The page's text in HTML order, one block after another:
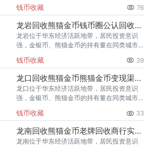
熊猫金币的需求就明显升温，但鱼龙混杂的
回收渠道里，能精准识别版别溢
钱币收藏 76
龙岩回收熊猫金币钱币圈公认回收渠道排行
龙岩位于华东经济活跃地带，居民投资意识
强，金银币、熊猫金币的持有量在同类城市
熊猫金币的需求就明显升温，但鱼龙混杂的
回收渠道里，能精准识别版别溢
钱币收藏 39
龙口回收熊猫金币熊猫金币变现渠道指南
龙口位于华东经济活跃地带，居民投资意识
强，金银币、熊猫金币的持有量在同类城市
熊猫金币的需求就明显升温，但鱼龙混杂的
回收渠道里，能精准识别版别溢
钱币收藏 33
龙南回收熊猫金币老牌回收商行实力盘点
龙南位于华东经济活跃地带，居民投资意识